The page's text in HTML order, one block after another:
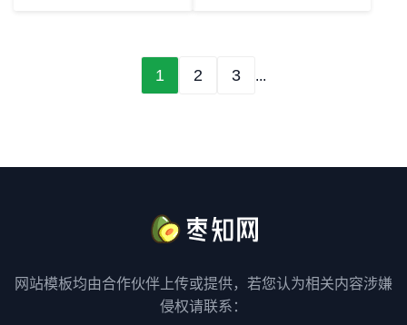
1 2 3 ...
网站模板均由合作伙伴上传或提供，若您认为相关内容涉嫌
侵权请联系：